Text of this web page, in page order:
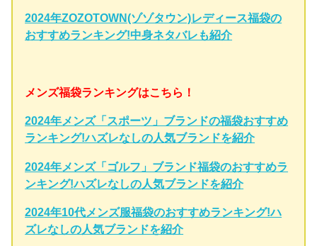
2024年ZOZOTOWN(ゾゾタウン)レディース福袋の
おすすめランキング!中身ネタバレも紹介
メンズ福袋ランキングはこちら！
2024年メンズ「スポーツ」ブランドの福袋おすすめ
ランキング!ハズレなしの人気ブランドを紹介
2024年メンズ「ゴルフ」ブランド福袋のおすすめラ
ンキング!ハズレなしの人気ブランドを紹介
2024年10代メンズ服福袋のおすすめランキング!ハ
ズレなしの人気ブランドを紹介